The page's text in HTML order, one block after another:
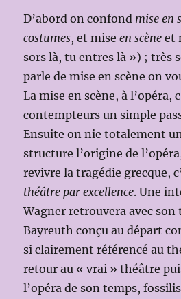
D’abord on confond mise en
costumes, et miseen scène et
sors là, tu entres là ») ; très
parle de mise en scène on
La mise en scène, à l’opéra,
contempteurs un simple
Ensuite on nie totalement
structure l’origine de
revivre la tragédie grecque,
théâtre par excellence. Une
Wagner retrouvera avec son
Bayreuth conçu au départ
si clairement référencé au
retour au « vrai » théâtre
l’opéra de son temps,